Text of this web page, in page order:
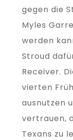
gegen die
Myles
werden
Stroud
Receiver.
vierten
ausnutzen
vertrauen,
Texans zu